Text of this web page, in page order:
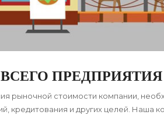
рыночной стоимости компании,
кредитования и других целей. Наша